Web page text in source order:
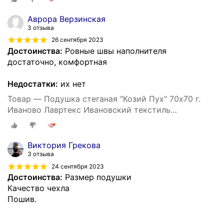
Аврора Верзинская
3 отзыва
26 сентября 2023
Достоинства: Ровные швы наполнителя
достаточно, комфортная
Недостатки: их нет
Товар — Подушка стеганая "Козий Пух" 70х70 г.
Иваново Лавртекс Ивановский текстиль
(микрофайбер) ультра-степ
Виктория Грекова
3 отзыва
24 сентября 2023
Достоинства: Размер подушки
Качество чехла
Пошив.